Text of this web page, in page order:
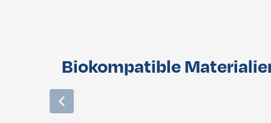
Biokompatible